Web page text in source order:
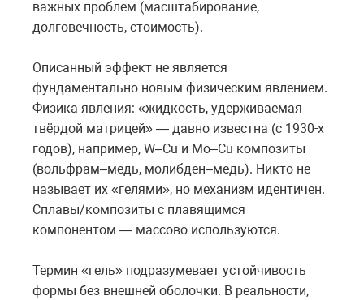
важных проблем (масштабирование,
долговечность, стоимость).
Описанный эффект не является
фундаментально новым физическим явлением.
Физика явления: «жидкость, удерживаемая
твёрдой матрицей» — давно известна (с 1930-х
годов), например, W–Cu и Mo–Cu композиты
(вольфрам–медь, молибден–медь). Никто не
называет их «гелями», но механизм идентичен.
Сплавы/композиты с плавящимся
компонентом — массово используются.
Термин «гель» подразумевает устойчивость
формы без внешней оболочки. В реальности,